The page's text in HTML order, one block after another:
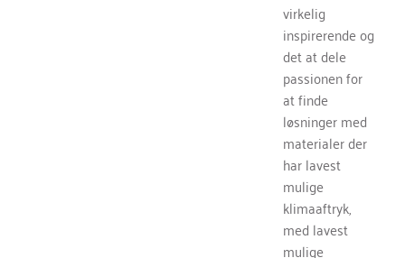
virkelig
inspirerende og
det at dele
passionen for
at finde
løsninger med
materialer der
har lavest
mulige
klimaaftryk,
med lavest
mulige